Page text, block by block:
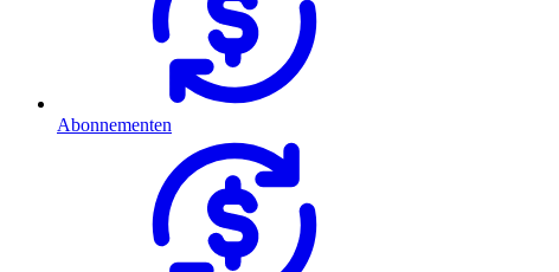
Abonnementen